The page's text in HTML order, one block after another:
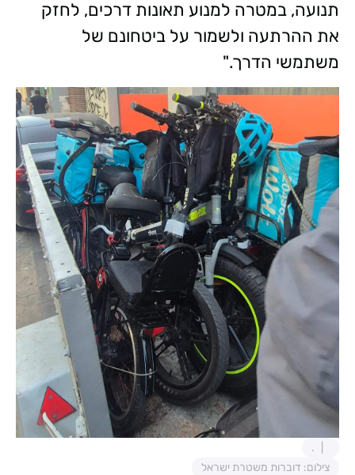
תנועה, במטרה למנוע תאונות דרכים, לחזק
את ההרתעה ולשמור על ביטחונם של
משתמשי הדרך."
.
צילום: דוברות משטרת ישראל